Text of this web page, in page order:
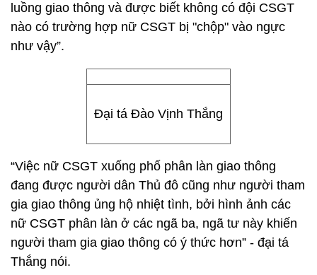
luồng giao thông và được biết không có đội CSGT
nào có trường hợp nữ CSGT bị "chộp" vào ngực
như vậy”.
Đại tá Đào Vịnh Thắng
“Việc nữ CSGT xuống phố phân làn giao thông
đang được người dân Thủ đô cũng như người tham
gia giao thông ủng hộ nhiệt tình, bởi hình ảnh các
nữ CSGT phân làn ở các ngã ba, ngã tư này khiến
người tham gia giao thông có ý thức hơn” - đại tá
Thắng nói.